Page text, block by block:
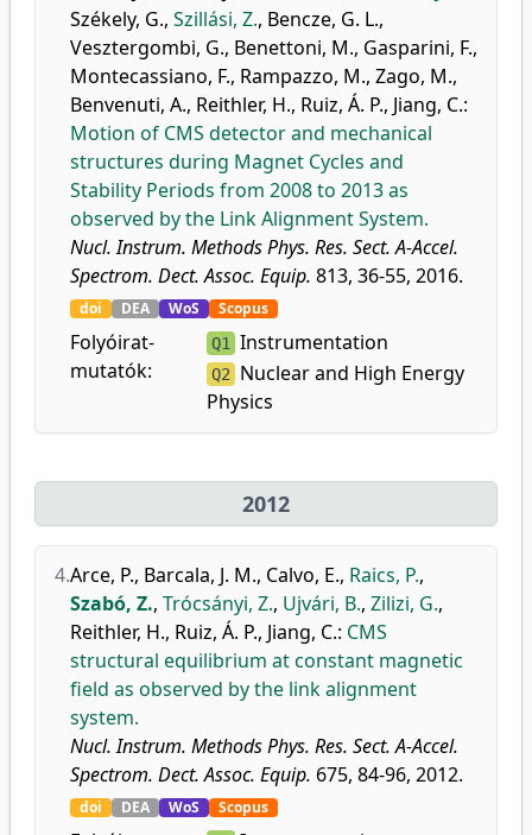
Székely, G., Szillási, Z., Bencze, G. L.,
Vesztergombi, G., Benettoni, M., Gasparini, F.,
Montecassiano, F., Rampazzo, M., Zago, M.,
Benvenuti, A., Reithler, H., Ruiz, Á. P., Jiang, C.:
Motion of CMS detector and mechanical
structures during Magnet Cycles and
Stability Periods from 2008 to 2013 as
observed by the Link Alignment System.
Nucl. Instrum. Methods Phys. Res. Sect. A-Accel.
Spectrom. Dect. Assoc. Equip. 813, 36-55, 2016.
doi DEA WoS Scopus
Folyóirat-
mutatók:
Q1 Instrumentation
Q2
Nuclear and High Energy
Physics
2012
4.Arce, P., Barcala, J. M., Calvo, E., Raics, P.,
Szabó, Z., Trócsányi, Z., Ujvári, B., Zilizi, G.,
Reithler, H., Ruiz, Á. P., Jiang, C.: CMS
structural equilibrium at constant magnetic
field as observed by the link alignment
system.
Nucl. Instrum. Methods Phys. Res. Sect. A-Accel.
Spectrom. Dect. Assoc. Equip. 675, 84-96, 2012.
doi DEA WoS Scopus